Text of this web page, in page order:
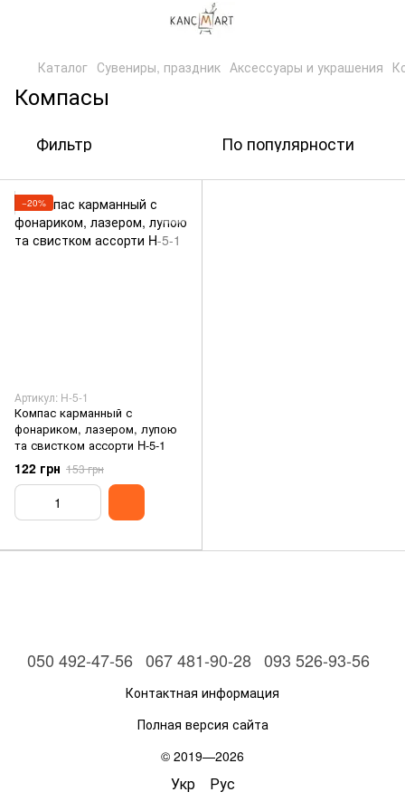
Каталог Сувениры, праздник Аксессуары и украшения
Компасы
Фильтр По популярности
−20%
Артикул: H-5-1
Компас карманный с
фонариком, лазером, лупою
та свистком ассорти H-5-1
122 грн 153 грн
050 492-47-56 067 481-90-28 093 526-93-56
Контактная информация
Полная версия сайта
© 2019—2026
Укр Рус